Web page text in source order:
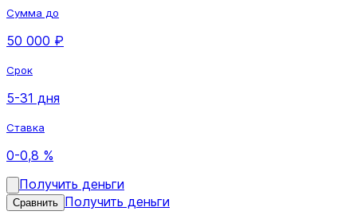
Сумма до
50 000 ₽
Срок
5-31 дня
Ставка
0-0,8 %
Получить деньги
Сравнить Получить деньги